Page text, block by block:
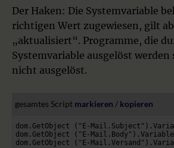
Der Haken: Die Systemvariable
richtigen Wert zugewiesen, gilt
„aktualisiert“. Programme, die
Systemvariable ausgelöst
nicht ausgelöst.
gesamtes Script markieren / kopieren
dom.GetObject ("E-
dom.GetObject ("E-
dom.GetObject ("E-